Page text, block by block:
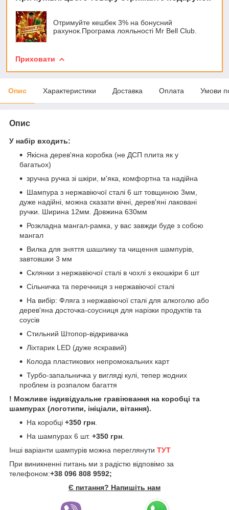
Отримуйте кешбек 3% на бонусний
рахунок.Програма лояльності Mr Bell Club.
Приховати
Опис Характеристики Доставка Оплата Умови
Опис
У набір входить:
Якісна дерев'яна коробка (не ДСП плита як у
багатьох)
зручна ручка зі шкіри, м'яка, комфортна та надійна
Шампура з нержавіючої сталі 6 шт товщиною 3мм,
дуже надійні, можна сказати вічні, дерев'яні лаковані
ручки. Ширина 12мм. Довжина 630мм
Розкладна мангал-рамка, у вас завжди буде з собою
мангал
Вилка для зняття шашлику та чищення шампурів,
завтовшки 3 мм
Склянки з нержавіючої сталі в чохлі з екошкіри 6 шт
Сільничка та перечниця з нержавіючої сталі
На вибір: Фляга з нержавіючої сталі для алкоголю або
дерев'яна досточка-соусниця для нарізки продуктів та
соусів
Стильний Штопор-відкривачка
Ліхтарик LED (дуже яскравий)
Колода пластикових непромокальних карт
Турбо-запальничка у вигляді кулі, тепер жодних
проблем із розпалом багаття
! Можливе індивідуальне гравіювання на коробці та
шампурах (логотипи, ініціали, вітання).
На коробці +350 грн
На шампурах 6 шт. +350 грн
Інші варіанти шампурів можна переглянути ТУТ
При виникненні питань ми з радістю відповімо за
телефоном:+38 096 808 9592;
Є питання? Напишіть нам